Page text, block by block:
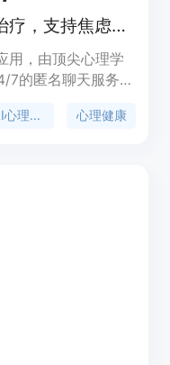
提供匿名24/7在线AI心理治疗，支持焦虑、压力等心理健康问题。
用，由顶尖心理学
7的匿名聊天服务，
健康支持。价格方
AI心理治疗 心理健康